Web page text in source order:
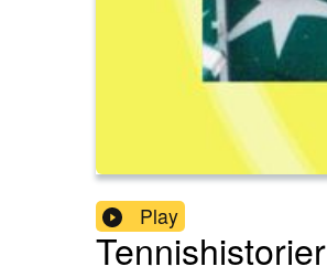
Play
Tennishistorier